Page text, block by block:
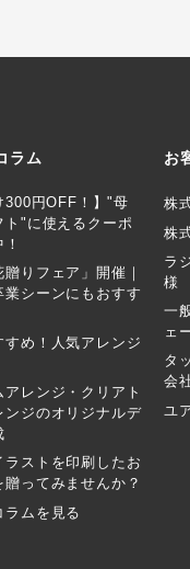
ラム
300円OFF！】"母
ト"に使えるクーポ
贈りフェア」開催｜
業シーンにもおすす
すめ！人気アレンジ
アレンジ・クリアト
ンジのオリジナルデ
ラストを印刷したお
贈ってみませんか？
ラムを見る
お
株
株
ラ
様
一
ェ
タ
会
ユ